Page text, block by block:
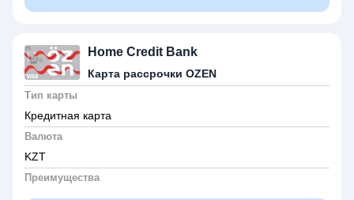
Home Credit Bank
Карта рассрочки OZEN
Тип карты
Кредитная карта
Валюта
KZT
Преимущества